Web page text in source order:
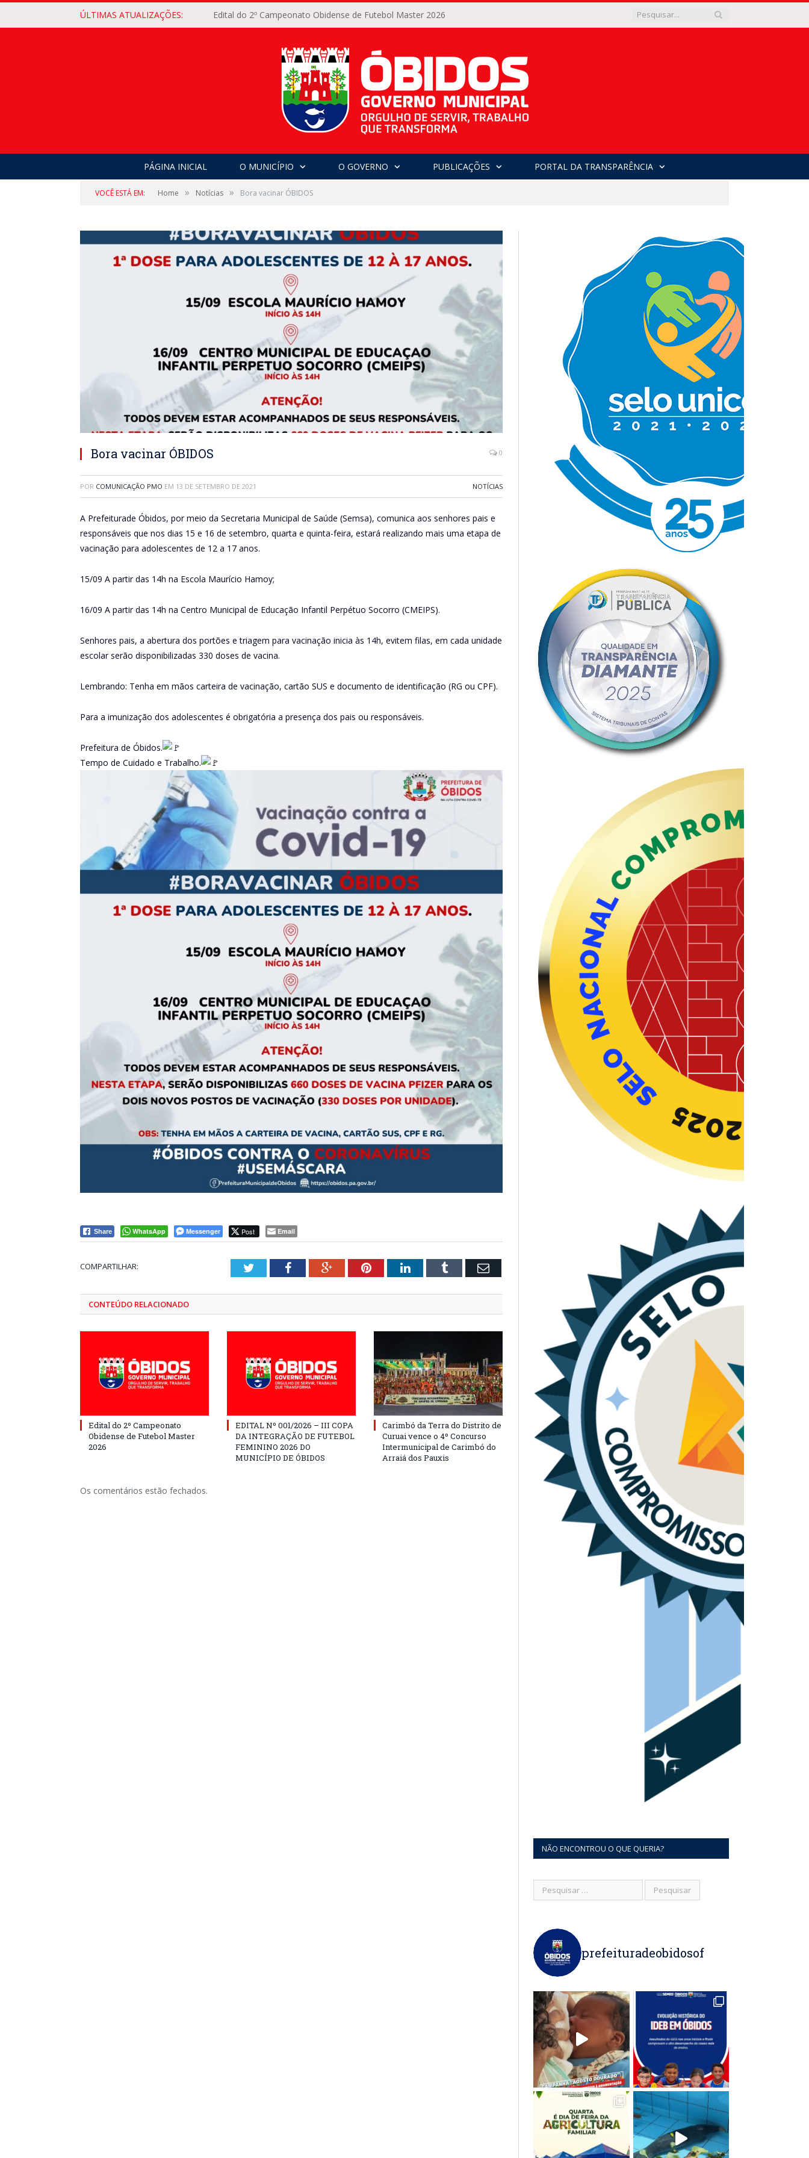
ÚLTIMAS ATUALIZAÇÕES: Edital do 2º Campeonato Obidense de Futebol Master 2026
PÁGINA INICIAL O MUNICÍPIO O GOVERNO PUBLICAÇÕES PORTAL DA TRANSPARÊNCIA
VOCÊ ESTÁ EM: Home » Notícias » Bora vacinar ÓBIDOS
Bora vacinar ÓBIDOS 0
POR COMUNICAÇÃO PMO EM 13 DE SETEMBRO DE 2021 NOTÍCIAS
A Prefeiturade Óbidos, por meio da Secretaria Municipal de Saúde (Semsa), comunica aos senhores pais e
responsáveis que nos dias 15 e 16 de setembro, quarta e quinta-feira, estará realizando mais uma etapa de
vacinação para adolescentes de 12 a 17 anos.
15/09 A partir das 14h na Escola Maurício Hamoy;
16/09 A partir das 14h na Centro Municipal de Educação Infantil Perpétuo Socorro (CMEIPS).
Senhores pais, a abertura dos portões e triagem para vacinação inicia às 14h, evitem filas, em cada unidade
escolar serão disponibilizadas 330 doses de vacina.
Lembrando: Tenha em mãos carteira de vacinação, cartão SUS e documento de identificação (RG ou CPF).
Para a imunização dos adolescentes é obrigatória a presença dos pais ou responsáveis.
Prefeitura de Óbidos.
Tempo de Cuidado e Trabalho.
Share WhatsApp Messenger Post Email
COMPARTILHAR: TwitterFacebookGoogle+PinterestLinkedInTumblr Email
CONTEÚDO RELACIONADO
Edital do 2º Campeonato
Obidense de Futebol Master
2026
EDITAL Nº 001/2026 – III COPA
DA INTEGRAÇÃO DE FUTEBOL
FEMININO 2026 DO
MUNICÍPIO DE ÓBIDOS
Carimbó da Terra do Distrito de
Curuai vence o 4º Concurso
Intermunicipal de Carimbó do
Arraiá dos Pauxis
Os comentários estão fechados.
NÃO ENCONTROU O QUE QUERIA?
prefeituradeobidosof